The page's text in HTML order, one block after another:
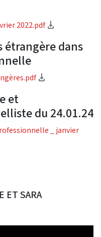
2022.pdf
étrangère dans
et
du 24.01.24
_ janvier
ET SARA